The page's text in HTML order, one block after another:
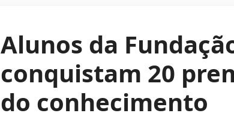
Alunos da
conquistam 20
do conhecimento